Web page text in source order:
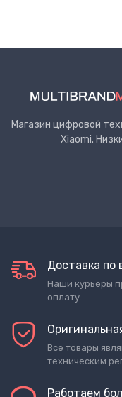
Магазин цифровой
Xiaomi.
Доставка по
Наши курьеры
оплату.
Все товары
техническим
Работаем